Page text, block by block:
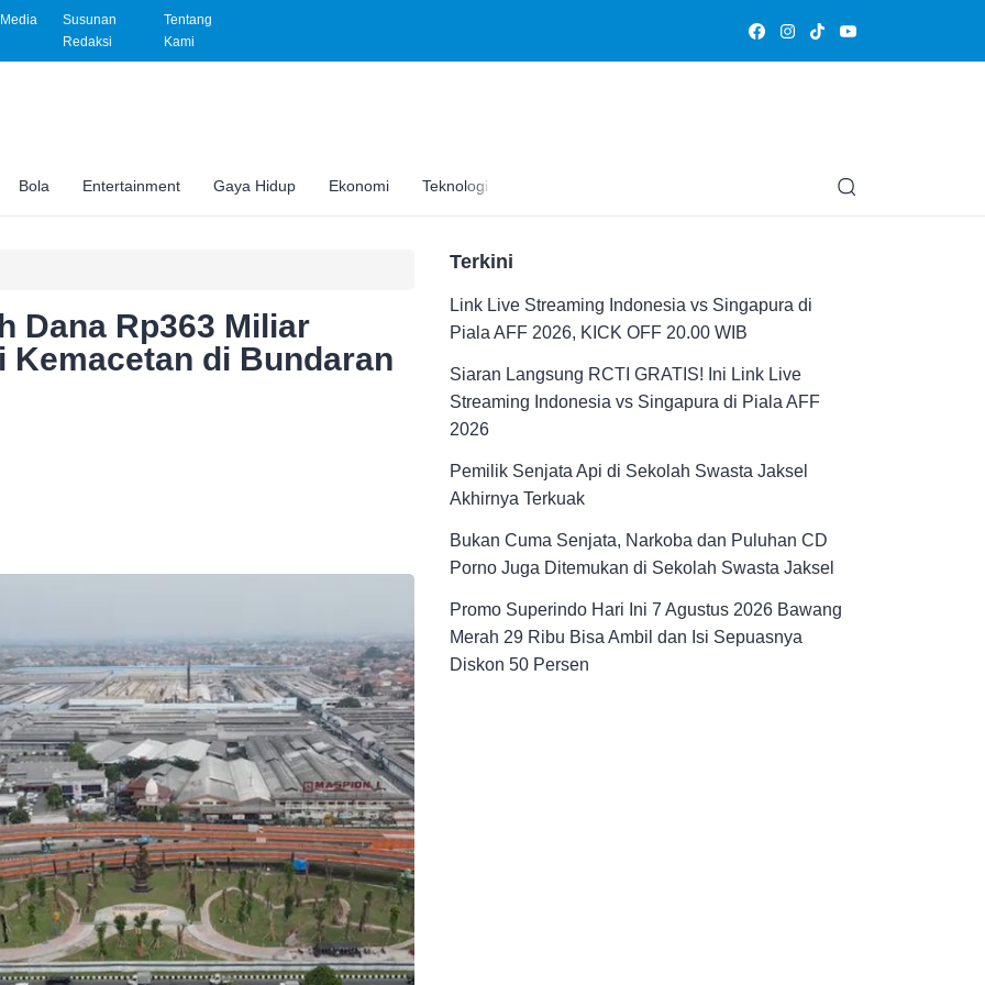
Susunan
Redaksi
Tentang
Kami
Bola Entertainment Gaya Hidup Ekonomi Teknologi Edukasi
Dana Rp363 Miliar
Kemacetan di Bundaran
Terkini
Link Live Streaming Indonesia vs Singapura di
Piala AFF 2026, KICK OFF 20.00 WIB
Siaran Langsung RCTI GRATIS! Ini Link Live
Streaming Indonesia vs Singapura di Piala AFF
2026
Pemilik Senjata Api di Sekolah Swasta Jaksel
Akhirnya Terkuak
Bukan Cuma Senjata, Narkoba dan Puluhan CD
Porno Juga Ditemukan di Sekolah Swasta Jaksel
Promo Superindo Hari Ini 7 Agustus 2026 Bawang
Merah 29 Ribu Bisa Ambil dan Isi Sepuasnya
Diskon 50 Persen